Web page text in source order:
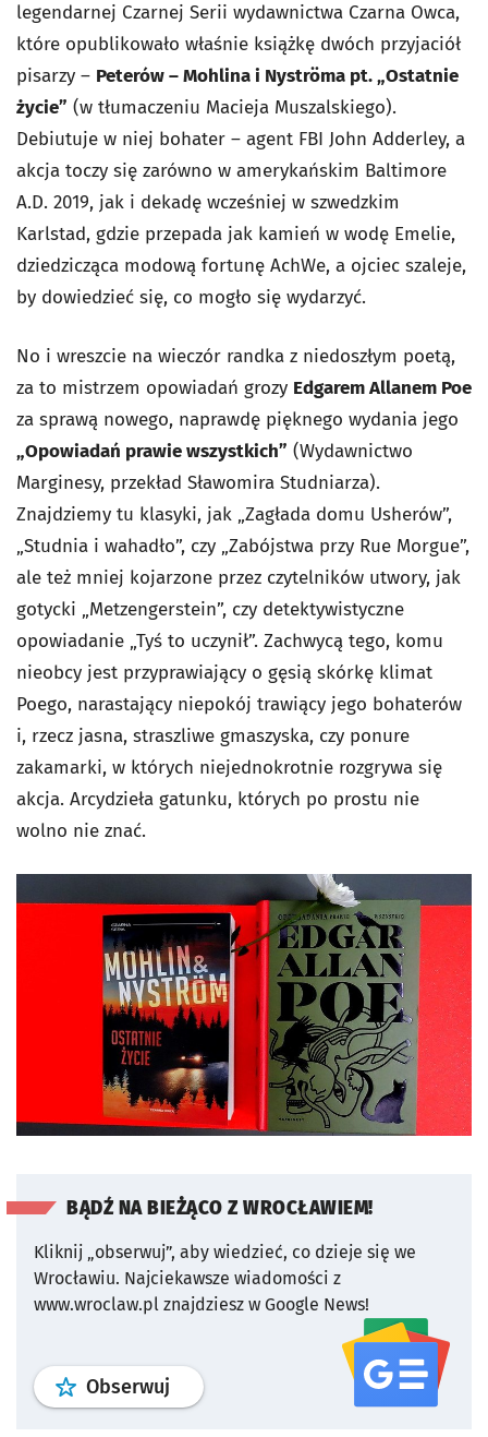
legendarnej Czarnej Serii wydawnictwa Czarna Owca,
które opublikowało właśnie książkę dwóch przyjaciół
pisarzy – Peterów – Mohlina i Nyströma pt. „Ostatnie
życie” (w tłumaczeniu Macieja Muszalskiego).
Debiutuje w niej bohater – agent FBI John Adderley, a
akcja toczy się zarówno w amerykańskim Baltimore
A.D. 2019, jak i dekadę wcześniej w szwedzkim
Karlstad, gdzie przepada jak kamień w wodę Emelie,
dziedzicząca modową fortunę AchWe, a ojciec szaleje,
by dowiedzieć się, co mogło się wydarzyć.
No i wreszcie na wieczór randka z niedoszłym poetą,
za to mistrzem opowiadań grozy Edgarem Allanem Poe
za sprawą nowego, naprawdę pięknego wydania jego
„Opowiadań prawie wszystkich” (Wydawnictwo
Marginesy, przekład Sławomira Studniarza).
Znajdziemy tu klasyki, jak „Zagłada domu Usherów”,
„Studnia i wahadło”, czy „Zabójstwa przy Rue Morgue”,
ale też mniej kojarzone przez czytelników utwory, jak
gotycki „Metzengerstein”, czy detektywistyczne
opowiadanie „Tyś to uczynił”. Zachwycą tego, komu
nieobcy jest przyprawiający o gęsią skórkę klimat
Poego, narastający niepokój trawiący jego bohaterów
i, rzecz jasna, straszliwe gmaszyska, czy ponure
zakamarki, w których niejednokrotnie rozgrywa się
akcja. Arcydzieła gatunku, których po prostu nie
wolno nie znać.
BĄDŹ NA BIEŻĄCO Z WROCŁAWIEM!
Kliknij „obserwuj”, aby wiedzieć, co dzieje się we
Wrocławiu. Najciekawsze wiadomości z
www.wroclaw.pl znajdziesz w Google News!
Obserwuj profil serwisu